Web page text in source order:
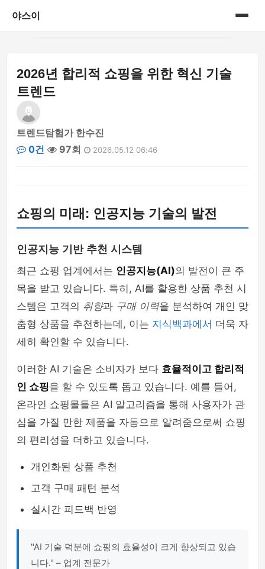
야스이
게시판
2026년 합리적 쇼핑을 위한 혁신 기술
트렌드
트렌드탐험가 한수진
0건
97회 2026.05.12 06:46
쇼핑의 미래: 인공지능 기술의 발전
인공지능 기반 추천 시스템
최근 쇼핑 업계에서는 인공지능(AI)의 발전이 큰 주
목을 받고 있습니다. 특히, AI를 활용한 상품 추천 시
스템은 고객의 취향과 구매 이력을 분석하여 개인 맞
춤형 상품을 추천하는데, 이는 지식백과에서 더욱 자
세히 확인할 수 있습니다.
이러한 AI 기술은 소비자가 보다 효율적이고 합리적
인 쇼핑을 할 수 있도록 돕고 있습니다. 예를 들어,
온라인 쇼핑몰들은 AI 알고리즘을 통해 사용자가 관
심을 가질 만한 제품을 자동으로 알려줌으로써 쇼핑
의 편리성을 더하고 있습니다.
개인화된 상품 추천
고객 구매 패턴 분석
실시간 피드백 반영
"AI 기술 덕분에 쇼핑의 효율성이 크게 향상되고 있습
니다." – 업계 전문가